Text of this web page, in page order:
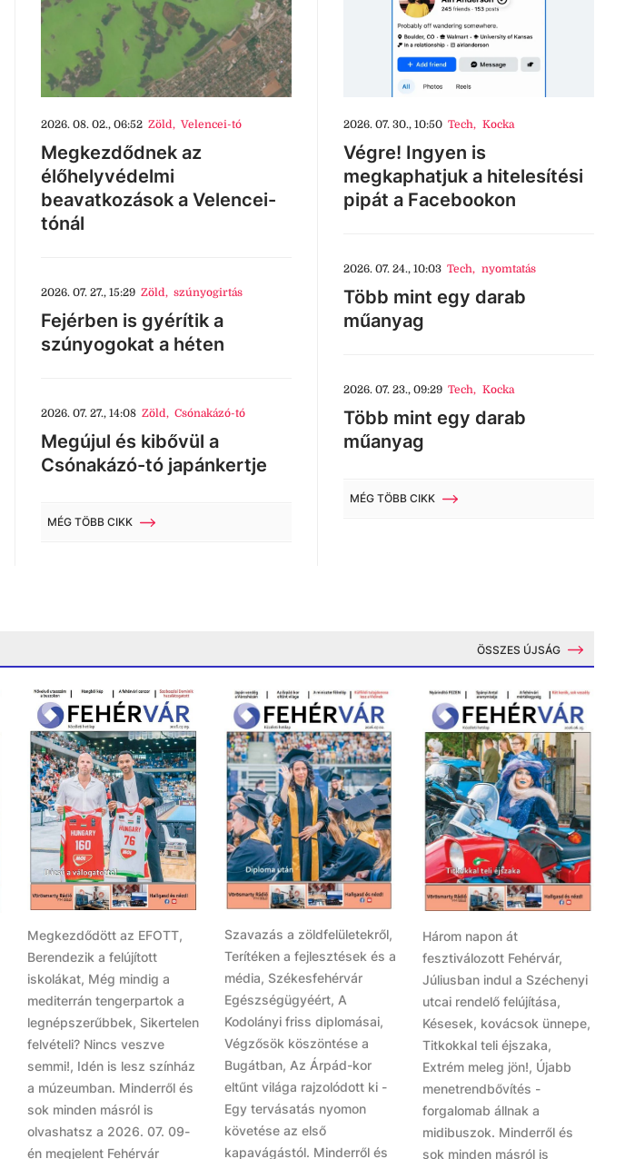
2026. 08. 02., 06:52 Zöld, Velencei-tó
Megkezdődnek az
élőhelyvédelmi
beavatkozások a Velencei-
tónál
2026. 07. 27., 15:29 Zöld, szúnyogirtás
Fejérben is gyérítik a
szúnyogokat a héten
2026. 07. 27., 14:08 Zöld, Csónakázó-tó
Megújul és kibővül a
Csónakázó-tó japánkertje
MÉG TÖBB CIKK
2026. 07. 30., 10:50 Tech, Kocka
Végre! Ingyen is
megkaphatjuk a hitelesítési
pipát a Facebookon
2026. 07. 24., 10:03 Tech, nyomtatás
Több mint egy darab
műanyag
2026. 07. 23., 09:29 Tech, Kocka
Több mint egy darab
műanyag
MÉG TÖBB CIKK
ÖSSZES ÚJSÁG
Megkezdődött az EFOTT,
Berendezik a felújított
iskolákat, Még mindig a
mediterrán tengerpartok a
legnépszerűbbek, Sikertelen
felvételi? Nincs veszve
semmi!, Idén is lesz színház
a múzeumban. Minderről és
sok minden másról is
olvashatsz a 2026. 07. 09-
én megjelent Fehérvár
Szavazás a zöldfelületekről,
Terítéken a fejlesztések és a
média, Székesfehérvár
Egészségügyéért, A
Kodolányi friss diplomásai,
Végzősök köszöntése a
Bugátban, Az Árpád-kor
eltűnt világa rajzolódott ki -
Egy tervásatás nyomon
követése az első
kapavágástól. Minderről és
Három napon át
fesztiválozott Fehérvár,
Júliusban indul a Széchenyi
utcai rendelő felújítása,
Késesek, kovácsok ünnepe,
Titkokkal teli éjszaka,
Extrém meleg jön!, Újabb
menetrendbővítés -
forgalomab állnak a
midibuszok. Minderről és
sok minden másról is